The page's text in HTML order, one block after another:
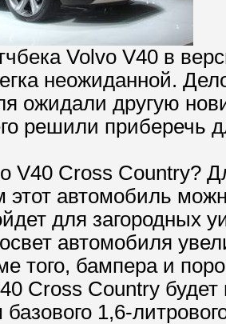
Volvo V40 в
неожиданной.
ожидали другую
решили приберечь
V40 Cross Country?
этот автомобиль
для загородных
автомобиля
того, бампера и
Cross Country
1,6-